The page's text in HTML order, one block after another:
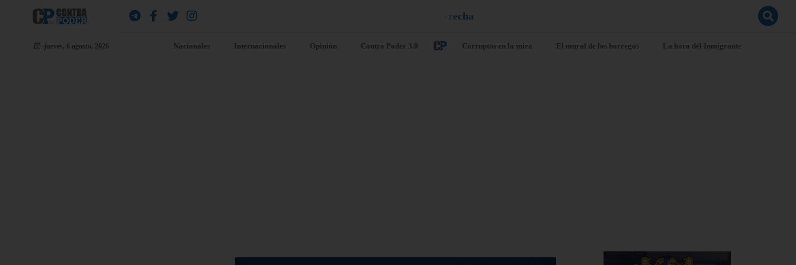
jueves, 6 agosto, 2026 Nacionales Internacionales Opinión Contra Poder 3.0 Corruptos en la mira El mural de los borregos La hora del Inmigrante